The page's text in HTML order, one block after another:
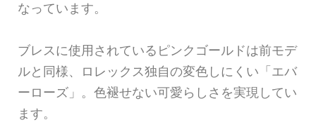
なっています。
ブレスに使用されているピンクゴールドは前モデ
ルと同様、ロレックス独自の変色しにくい「エバ
ーローズ」。色褪せない可愛らしさを実現してい
ます。